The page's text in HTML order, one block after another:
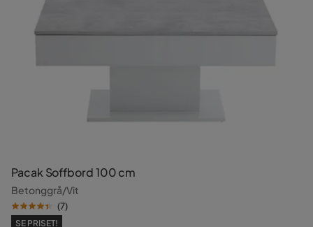
Pacak Soffbord 100 cm
Betonggrå/Vit
(7)
SE PRISET!